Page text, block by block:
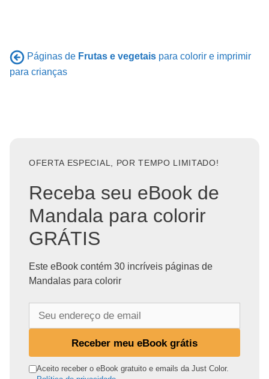
Páginas de Frutas e vegetais para colorir e imprimir
para crianças
OFERTA ESPECIAL, POR TEMPO LIMITADO!
Receba seu eBook de
Mandala para colorir
GRÁTIS
Este eBook contém 30 incríveis páginas de
Mandalas para colorir
n
Receber meu eBook grátis
Aceito receber o eBook gratuito e emails da Just Color.